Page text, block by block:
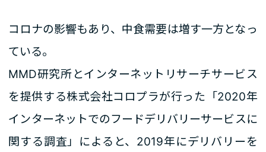
コロナの影響もあり、中食需要は増す一方となっ
ている。
MMD研究所とインターネットリサーチサービス
を提供する株式会社コロプラが行った「2020年
インターネットでのフードデリバリーサービスに
関する調査」によると、2019年にデリバリーを